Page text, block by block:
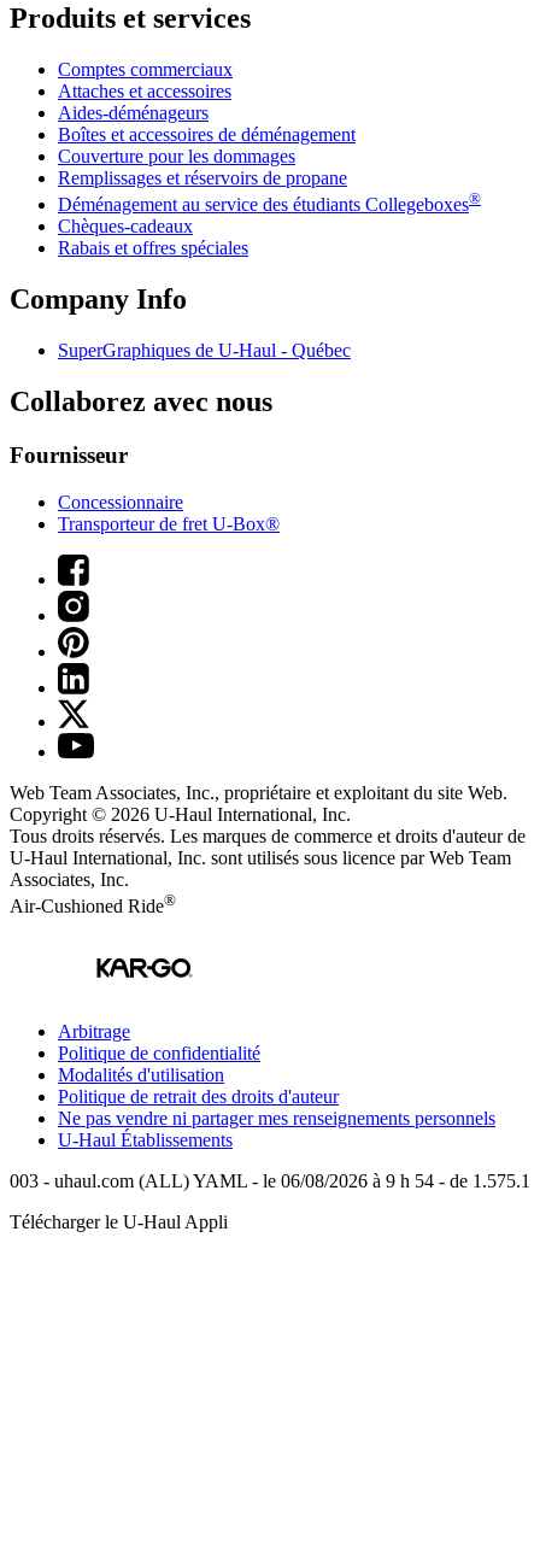
Produits et services
Comptes commerciaux
Attaches et accessoires
Aides-déménageurs
Boîtes et accessoires de déménagement
Couverture pour les dommages
Remplissages et réservoirs de propane
Déménagement au service des étudiants Collegeboxes®
Chèques-cadeaux
Rabais et offres spéciales
Company Info
SuperGraphiques de U-Haul - Québec
Collaborez avec nous
Fournisseur
Concessionnaire
Transporteur de fret U-Box®
Web Team Associates, Inc., propriétaire et exploitant du site Web.
Copyright © 2026 U-Haul International, Inc.
Tous droits réservés. Les marques de commerce et droits d'auteur de
U-Haul International, Inc. sont utilisés sous licence par Web Team
Associates, Inc.
Air-Cushioned Ride®
Arbitrage
Politique de confidentialité
Modalités d'utilisation
Politique de retrait des droits d'auteur
Ne pas vendre ni partager mes renseignements personnels
U-Haul Établissements
003 - uhaul.com (ALL) YAML - le 06/08/2026 à 9 h 54 - de 1.575.1
Télécharger le U-Haul Appli